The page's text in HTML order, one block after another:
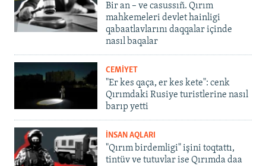
Bir an – ve casussıñ. Qırım
mahkemeleri devlet hainligi
qabaatlavlarını daqqalar içinde
nasıl baqalar
CEMİYET
"Er kes qaça, er kes kete": cenk
Qırımdaki Rusiye turistlerine nasıl
barıp yetti
İNSAN AQLARI
"Qırım birdemligi" işini toqtattı,
tintüv ve tutuvlar ise Qırımda daa